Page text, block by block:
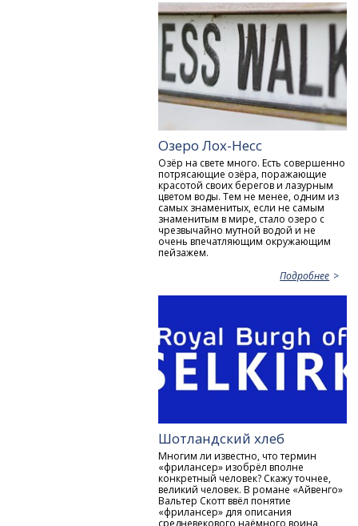
Озеро Лох-Несс
Озёр на свете много. Есть совершенно
потрясающие озёра, поражающие
красотой своих берегов и лазурным
цветом воды. Тем не менее, одним из
самых знаменитых, если не самым
знаменитым в мире, стало озеро с
чрезвычайно мутной водой и не
очень впечатляющим окружающим
пейзажем.
Подробнее
Шотландский хлеб
Многим ли известно, что термин
«фрилансер» изобрёл вполне
конкретный человек? Скажу точнее,
великий человек. В романе «Айвенго»
Вальтер Скотт ввёл понятие
«фрилансер» для описания
средневекового наёмного воина,